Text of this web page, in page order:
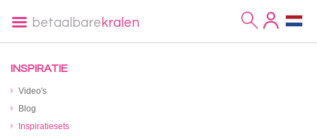
betaalbare kralen
INSPIRATIE
Video's
Blog
Inspiratiesets